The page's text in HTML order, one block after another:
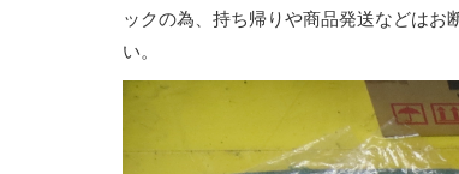
ックの為、持ち帰りや商品発送などはお
い。